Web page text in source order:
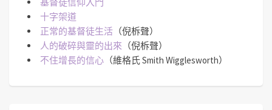
十字架道
正常的基督徒生活 （倪柝聲）
人的破碎與靈的出來 （倪柝聲）
不住增長的信心 （維格氏 Smith Wigglesworth）